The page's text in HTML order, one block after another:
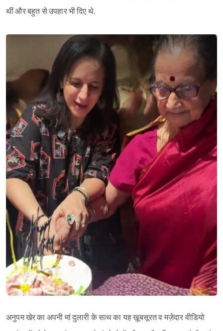
थीं और बहुत से उपहार भी दिए थे.
अनुपम खेर का अपनी मां दुलारी के साथ का यह ख़ूबसूरत व मज़ेदार वीडियो